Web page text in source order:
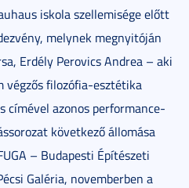
iskola szellemisége előtt
melynek megnyitóján
Erdély Perovics Andrea – aki
végzős filozófia-esztétika
címével azonos performance-
következő állomása
– Budapesti Építészeti
Galéria, novemberben a